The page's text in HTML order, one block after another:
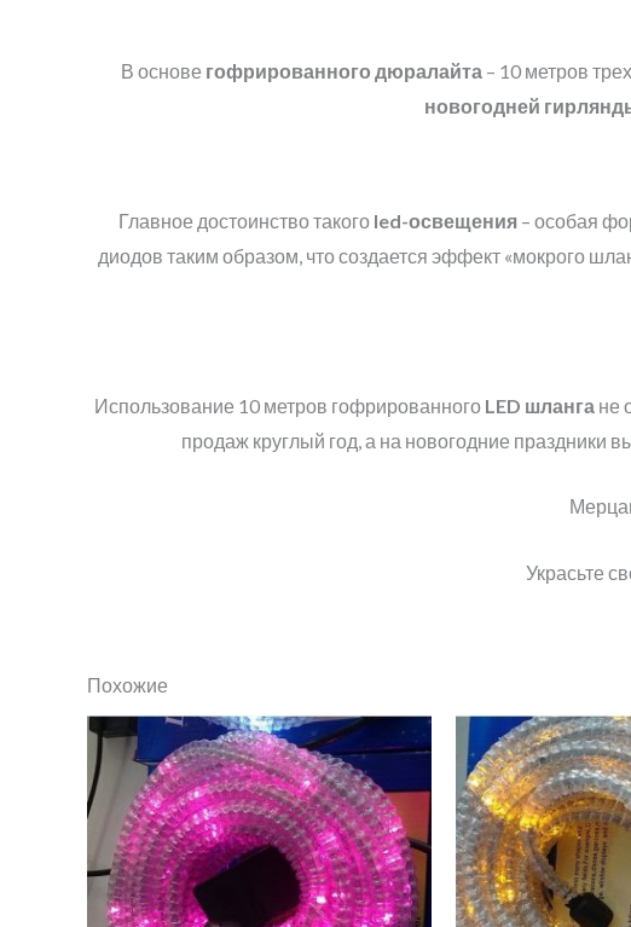
В основе гофрированного дюралайта – 10 метров
новогодней
Главное достоинство такого led-освещения– особая
диодов таким образом, что создается эффект «мокрого
Использование 10 метров гофрированного LED шланга не
продаж круглый год, а на новогодние праздники
Украсьте
Похожие